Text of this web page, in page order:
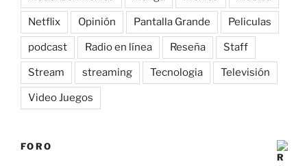
Netflix Opinión Pantalla Grande Peliculas
podcast Radio en línea Reseña Staff
Stream streaming Tecnologia Televisión
Video Juegos
FORO